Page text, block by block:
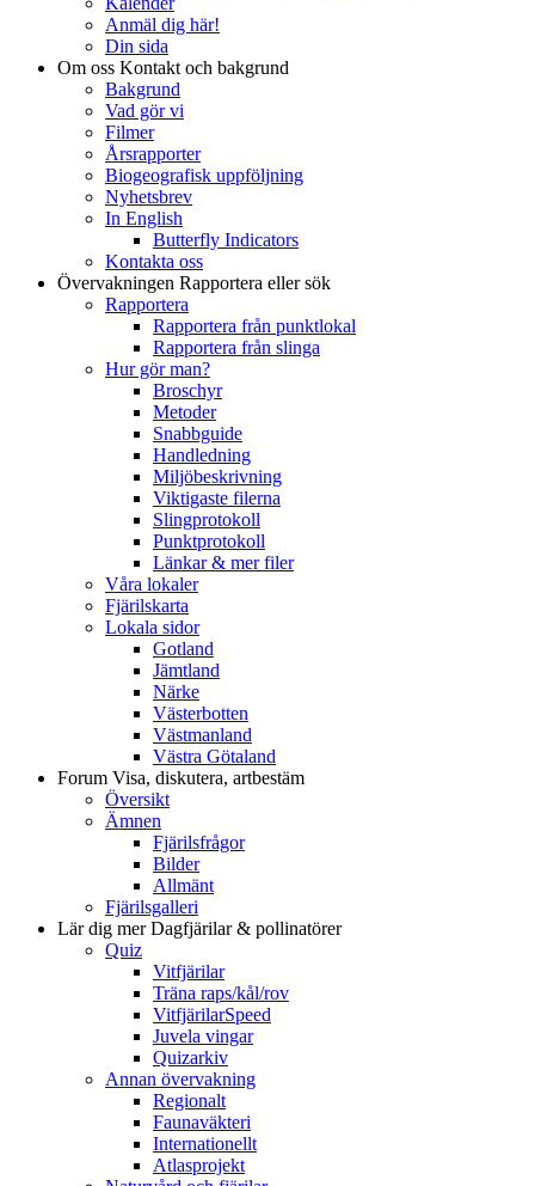
Anmäl dig här!
Din sida
Om oss Kontakt och bakgrund
Bakgrund
Vad gör vi
Filmer
Årsrapporter
Biogeografisk uppföljning
Nyhetsbrev
In English
Butterfly Indicators
Kontakta oss
Övervakningen Rapportera eller sök
Rapportera
Rapportera från punktlokal
Rapportera från slinga
Hur gör man?
Broschyr
Metoder
Snabbguide
Handledning
Miljöbeskrivning
Viktigaste filerna
Slingprotokoll
Punktprotokoll
Länkar & mer filer
Våra lokaler
Fjärilskarta
Lokala sidor
Gotland
Jämtland
Närke
Västerbotten
Västmanland
Västra Götaland
Forum Visa, diskutera, artbestäm
Översikt
Ämnen
Fjärilsfrågor
Bilder
Allmänt
Fjärilsgalleri
Lär dig merDagfjärilar & pollinatörer
Quiz
Vitfjärilar
Träna raps/kål/rov
VitfjärilarSpeed
Juvela vingar
Quizarkiv
Annan övervakning
Regionalt
Faunaväkteri
Internationellt
Atlasprojekt